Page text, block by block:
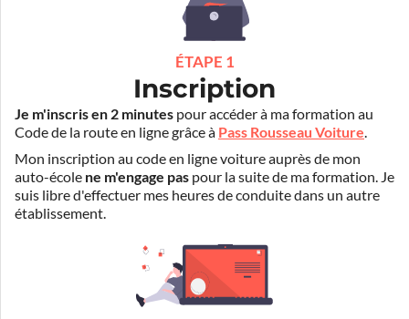
ÉTAPE 1
Inscription
Je m'inscris en 2 minutes pour accéder à ma formation au
Code de la route en ligne grâce à Pass Rousseau Voiture.
Mon inscription au code en ligne voiture auprès de mon
auto-école ne m'engage pas pour la suite de ma formation. Je
suis libre d'effectuer mes heures de conduite dans un autre
établissement.